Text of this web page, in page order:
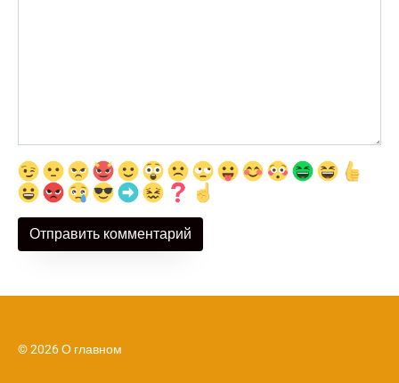
© 2026 О главном